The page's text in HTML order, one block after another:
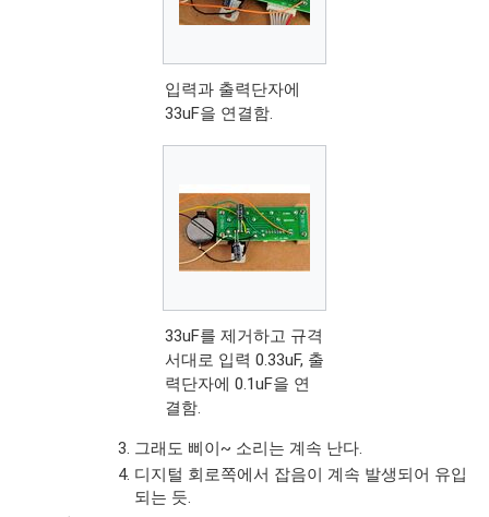
입력과 출력단자에
33uF을 연결함.
33uF를 제거하고 규격
서대로 입력 0.33uF, 출
력단자에 0.1uF을 연
결함.
그래도 삐이~ 소리는 계속 난다.
디지털 회로쪽에서 잡음이 계속 발생되어 유입
되는 듯.